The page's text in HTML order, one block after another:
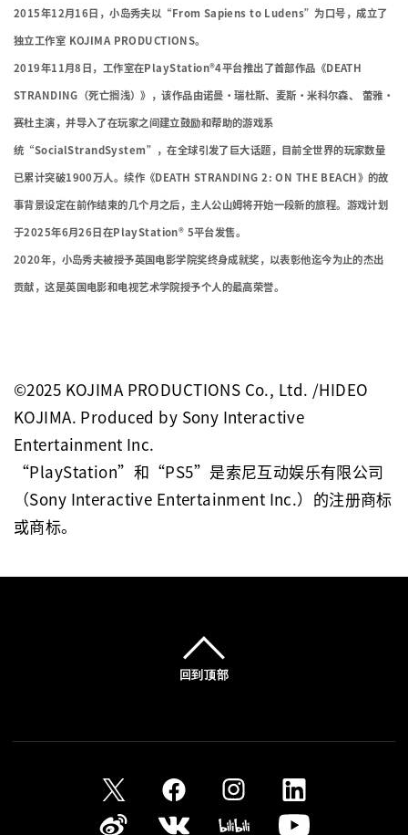
2015年12月16日，小岛秀夫以“From Sapiens to Ludens”为口号，成立了
独立工作室 KOJIMA PRODUCTIONS。
2019年11月8日，工作室在PlayStation®4平台推出了首部作品《DEATH
STRANDING（死亡搁浅）》，该作品由诺曼•瑞杜斯、麦斯·米科尔森、 蕾雅·
赛杜主演，并导入了在玩家之间建立鼓励和帮助的游戏系
统“SocialStrandSystem”，在全球引发了巨大话题，目前全世界的玩家数量
已累计突破1900万人。续作《DEATH STRANDING 2: ON THE BEACH》的故
事背景设定在前作结束的几个月之后，主人公山姆将开始一段新的旅程。游戏计划
于2025年6月26日在PlayStation® 5平台发售。
2020年，小岛秀夫被授予英国电影学院奖终身成就奖，以表彰他迄今为止的杰出
贡献，这是英国电影和电视艺术学院授予个人的最高荣誉。
©2025 KOJIMA PRODUCTIONS Co., Ltd. /HIDEO
KOJIMA. Produced by Sony Interactive
Entertainment Inc.
“PlayStation”和“PS5”是索尼互动娱乐有限公司
（Sony Interactive Entertainment Inc.）的注册商标
或商标。
回到顶部